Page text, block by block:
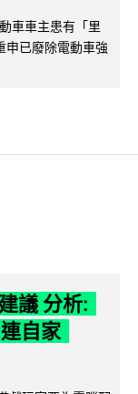
車車主患有「里
申已廢除電動車強
議 分析:
自家